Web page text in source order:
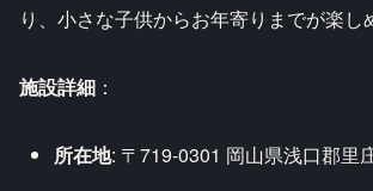
り、小さな子供からお年寄りまでが楽し
施設詳細 ：
所在地: 〒719-0301 岡山県浅口郡里